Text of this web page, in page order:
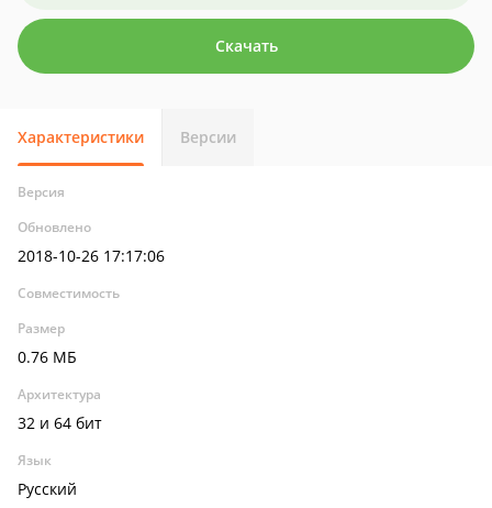
Скачать
Характеристики Версии
Версия
Обновлено
2018-10-26 17:17:06
Совместимость
Размер
0.76 МБ
Архитектура
32 и 64 бит
Язык
Русский